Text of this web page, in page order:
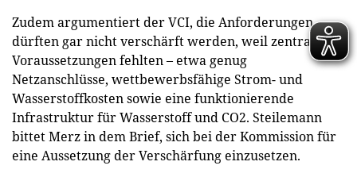
Zudem argumentiert der VCI, die Anforderungen
dürften gar nicht verschärft werden, weil zentrale
Voraussetzungen fehlten – etwa genug
Netzanschlüsse, wettbewerbsfähige Strom- und
Wasserstoffkosten sowie eine funktionierende
Infrastruktur für Wasserstoff und CO2. Steilemann
bittet Merz in dem Brief, sich bei der Kommission für
eine Aussetzung der Verschärfung einzusetzen.